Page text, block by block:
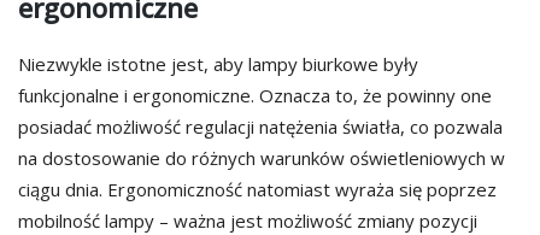
Niezwykle istotne jest, aby lampy biurkowe były
funkcjonalne i ergonomiczne. Oznacza to, że powinny one
posiadać możliwość regulacji natężenia światła, co pozwala
na dostosowanie do różnych warunków oświetleniowych w
ciągu dnia. Ergonomiczność natomiast wyraża się poprzez
mobilność lampy – ważna jest możliwość zmiany pozycji